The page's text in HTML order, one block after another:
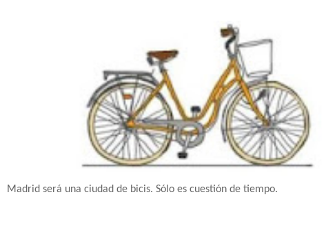
Madrid será una ciudad de bicis. Sólo es cuestión de tiempo.